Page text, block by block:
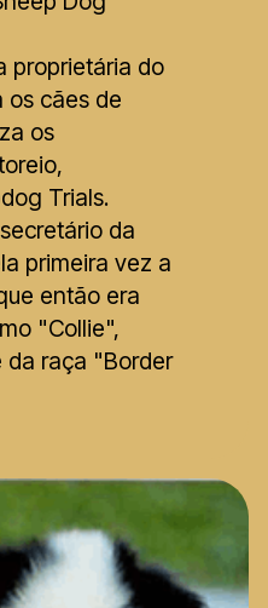
proprietária do
os cães de
os
Trials.
da
primeira vez a
então era
"Collie",
da raça "Border